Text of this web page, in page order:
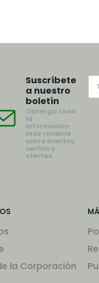
Suscríbete
a nuestro
boletín
Obtenga toda
la
información
más reciente
sobre eventos,
ventas y
ofertas.
la Corporación